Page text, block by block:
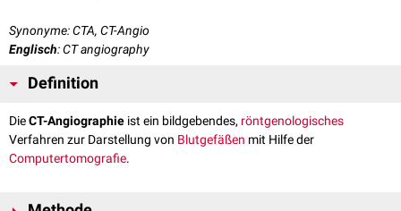
Synonyme: CTA, CT-Angio
Englisch: CT angiography
Definition
DieCT-Angiographie ist ein bildgebendes, röntgenologisches
Verfahren zur Darstellung von Blutgefäßen mit Hilfe der
Computertomografie.